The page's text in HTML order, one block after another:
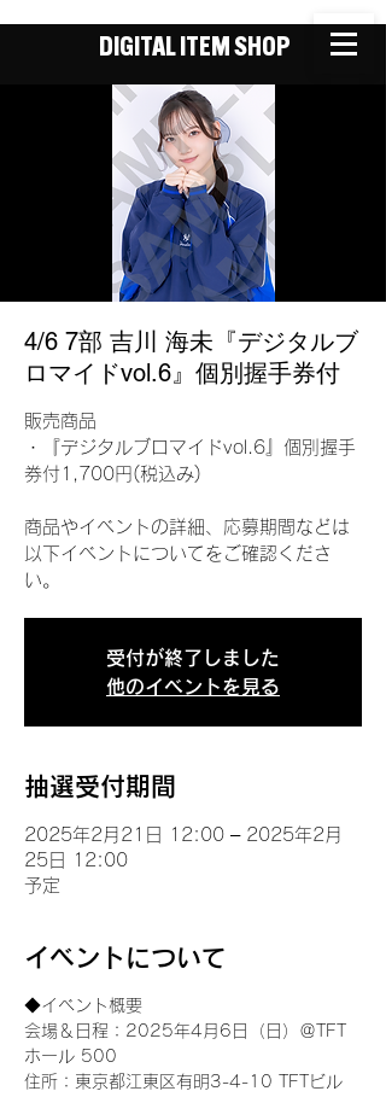
DIGITAL ITEM SHOP
4/6 7部 吉川 海未『デジタルブ
ロマイドvol.6』個別握手券付
販売商品
・『デジタルブロマイドvol.6』個別握手
券付1,700円(税込み)
商品やイベントの詳細、応募期間などは
以下イベントについてをご確認くださ
い。
受付が終了しました
他のイベントを見る
抽選受付期間
2025年2月21日 12:00 – 2025年2月
25日 12:00
予定
イベントについて
◆イベント概要
会場＆日程：2025年4月6日（日）＠TFT
ホール 500
住所：東京都江東区有明3-4-10 TFTビル